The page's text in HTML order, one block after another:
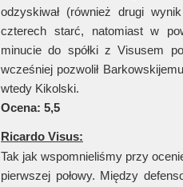
odzyskiwał (również drugi
czterech starć, natomiast w
minucie do spółki z Visusem
wcześniej pozwolił
wtedy Kikolski.
Ocena: 5,5
Ricardo Visus:
Tak jak wspomnieliśmy przy
pierwszej połowy. Między